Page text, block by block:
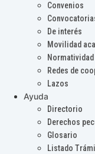
Convenios
De interés
Movilidad
Normatividad
Redes de
Lazos
Ayuda
Directorio
Derechos
Glosario
Listado